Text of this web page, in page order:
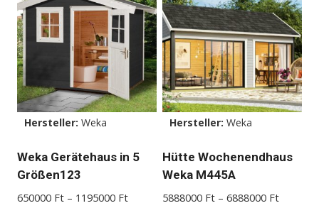
Varianten
auf.
Die
Optionen
können
auf
der
gewählt
werden
Hersteller: Weka
Weka Gerätehaus in 5
Größen123
650000 Ft – 1195000 FtPreisspanne:
Hersteller: Weka
Hütte Wochenendhaus
Weka M445A
5888000 Ft – 6888000 Ft